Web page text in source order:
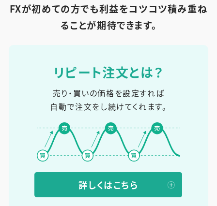
FXが初めての方でも利益をコツコツ積み重ね
ることが期待できます。
リピート注文とは？
売り・買いの価格を設定すれば
自動で注文をし続けてくれます。
詳しくはこちら